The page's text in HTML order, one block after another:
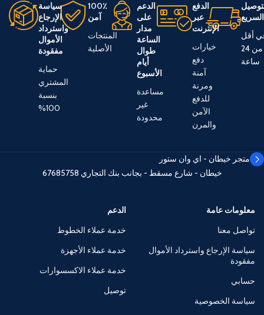
السريع
أقل
من 24
ساعة
الدفع
عبر
الإنترنت
خيارات
دفع
آمنة
ومرنة
للدفع
الآمن
والمرن
الدعم
على
مدار
الساعة
طوال
أيام
الأسبوع
مساعدة
غير
محدودة
100٪
آمن
المنتجات
الأصلية
سياسة
الإرجاع
واسترداد
الأموال
مفقودة
حماية
المشتري
بنسبة
100%
متجر خيطان - اي وان ستور
خيطان - شارع مسقط - بجانب بنك التجاري 67685758
معلومات عامة
تواصل معنا
سياسة الإرجاع واسترداد الأموال
مفقودة
حسابي
سياسة الخصوصية
الدعم
خدمة عملاء الخطوط
خدمة عملاء الأجهزة
خدمة عملاء الاكسسوارات
توصيل